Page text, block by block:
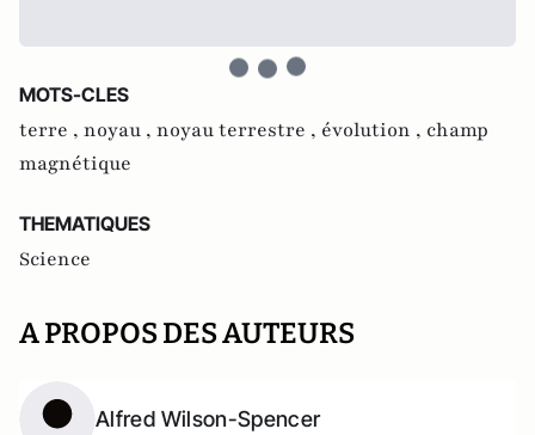
MOTS-CLES
terre , noyau , noyau terrestre , évolution , champ
magnétique
THEMATIQUES
Science
A PROPOS DES AUTEURS
Alfred Wilson-Spencer